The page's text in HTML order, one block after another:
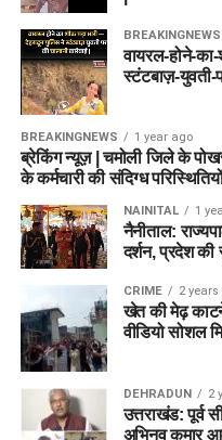
DSSSB आवेदकों से बेहद
केवल ऑनलाइन माध्यम (नेट
स्वीकार किया जाएगा।
श्रेणी (Category)
सामान्य वर्ग (General), ओबीसी
अनुसूचित जाति (SC), अनुसूचित
जनजाति (ST)
दिव्यांगजन (PwD) और सभी महिला
उम्मीदवार
DSSSB
BREAKINGNEWS
वायरल-होने-
स्टंटबाज़-युवती-
BREAKINGNEWS 1 year ago
ब्रेकिंग न्यूज़ | चमोली जिले के
के कर्मचारी की संदिग्ध
NAINITAL 1
नैनीताल:
दर्शन, प्रदेश
CRIME 2 years
खेत की मेढ़
वीडियो सोशल
DEHRADUN 2
उत्तराखंड: पूर्व
अभिनव कुमार